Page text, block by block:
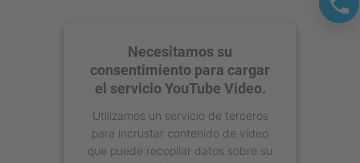
Necesitamos su
consentimiento para cargar
el servicio YouTube Video.
Utilizamos un servicio de terceros
para incrustar contenido de vídeo
que puede recopilar datos sobre su